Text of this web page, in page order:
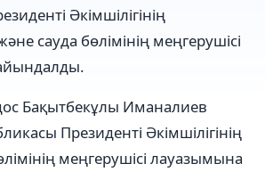
Әкімшілігінің
сауда бөлімінің меңгерушісі
Бақытбекұлы Иманалиев
Президенті Әкімшілігінің
меңгерушісі лауазымына